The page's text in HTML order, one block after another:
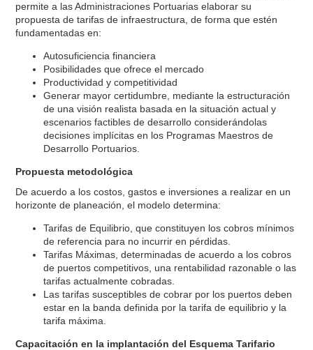
permite a las Administraciones Portuarias elaborar su
propuesta de tarifas de infraestructura, de forma que estén
fundamentadas en:
Autosuficiencia financiera
Posibilidades que ofrece el mercado
Productividad y competitividad
Generar mayor certidumbre, mediante la estructuración
de una visión realista basada en la situación actual y
escenarios factibles de desarrollo considerándolas
decisiones implícitas en los Programas Maestros de
Desarrollo Portuarios.
Propuesta metodológica
De acuerdo a los costos, gastos e inversiones a realizar en un
horizonte de planeación, el modelo determina:
Tarifas de Equilibrio, que constituyen los cobros mínimos
de referencia para no incurrir en pérdidas.
Tarifas Máximas, determinadas de acuerdo a los cobros
de puertos competitivos, una rentabilidad razonable o las
tarifas actualmente cobradas.
Las tarifas susceptibles de cobrar por los puertos deben
estar en la banda definida por la tarifa de equilibrio y la
tarifa máxima.
Capacitación en la implantación del Esquema Tarifario